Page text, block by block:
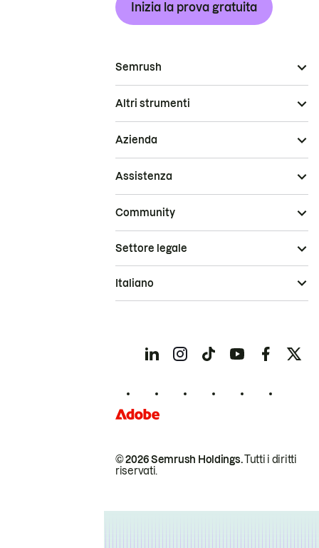
Inizia la prova gratuita
Semrush
Altri strumenti
Azienda
Assistenza
Community
© 2026 Semrush Holdings.Tutti i diritti
riservati.
Settore legale
Italiano